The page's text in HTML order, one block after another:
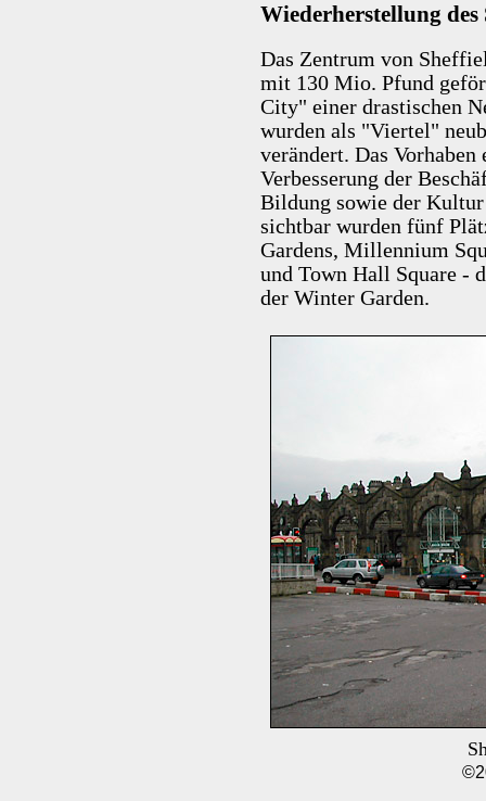
Wiederherstellung
Das Zentrum von
mit 130 Mio. Pfund
City" einer drastischen
wurden als "Viertel"
verändert. Das
Verbesserung der
Bildung sowie der
sichtbar wurden fünf
Gardens, Millennium
und Town Hall Square -
der Winter Garden.